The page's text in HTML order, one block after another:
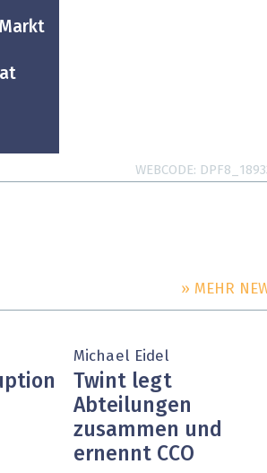
WEBCODE
» MEHR
Michael Eidel
Twint legt
Abteilungen
zusammen und
ernennt CCO